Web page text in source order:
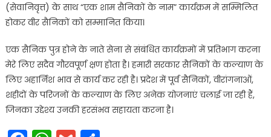
(सेवानिवृत्त) के साथ “एक शाम सैनिकों के नाम” कार्यक्रम में सम्मिलित
होकर वीर सैनिकों को सम्मानित किया।
एक सैनिक पुत्र होने के नाते सेना से संबंधित कार्यक्रमों में प्रतिभाग करना
मेरे लिए सदैव गौरवपूर्ण क्षण होता है। हमारी सरकार सैनिकों के कल्याण के
लिए अहार्निश भाव से कार्य कर रही है। प्रदेश में पूर्व सैनिकों, वीरांगनाओं,
शहीदों के परिजनों के कल्याण के लिए अनेक योजनाएं चलाई जा रही हैं,
जिनका उद्देश्य उनकी हरसंभव सहायता करना है।